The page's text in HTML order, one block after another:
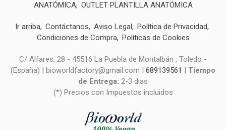
ANATÓMICA OUTLET PLANTILLA ANATÓMICA
Ir arriba Contáctanos Aviso Legal
Política de Privacidad
Condiciones de Compra Políticas de Cookies
C/ Alfares, 28 - 45516 La Puebla de Montalbán , Toledo -
(España) | bioworldfactory@gmail.com | 689139561 | Tiempo
de Entrega: 2-3 dias
(*) Precios con Impuestos incluidos